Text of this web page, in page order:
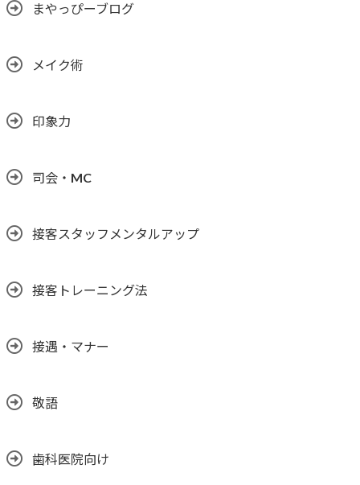
まやっぴーブログ
メイク術
印象力
司会・MC
接客スタッフメンタルアップ
接客トレーニング法
接遇・マナー
敬語
歯科医院向け